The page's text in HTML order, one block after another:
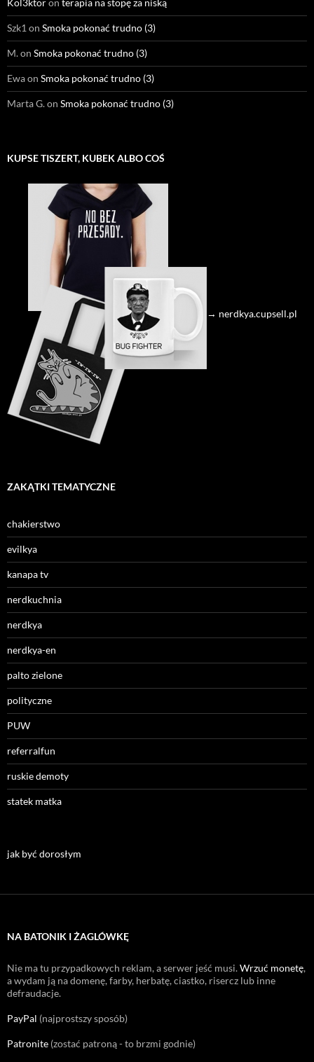
Kol3ktoron terapia na stopę za niską
Szk1on Smoka pokonać trudno (3)
M.on Smoka pokonać trudno (3)
Ewaon Smoka pokonać trudno (3)
Marta G.on Smoka pokonać trudno (3)
KUPSE TISZERT, KUBEK ALBO COŚ
→ nerdkya.cupsell.pl
ZAKĄTKI TEMATYCZNE
chakierstwo
evilkya
kanapa tv
nerdkuchnia
nerdkya
nerdkya-en
palto zielone
polityczne
PUW
referralfun
ruskie demoty
statek matka
jak być dorosłym
NA BATONIK I ŻAGLÓWKĘ
Nie ma tu przypadkowych reklam, a serwer jeść musi.Wrzuć monetę,
a wydam ją na domenę, farby, herbatę, ciastko, risercz lub inne
defraudacje.
PayPal (najprostszy sposób)
Patronite (zostać patroną - to brzmi godnie)